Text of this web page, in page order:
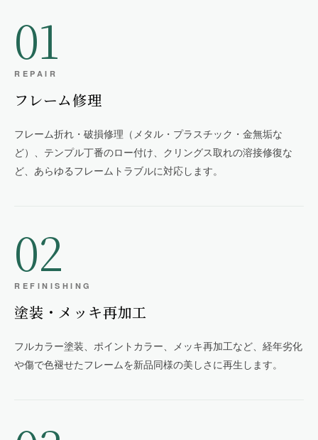
01
REPAIR
フレーム修理
フレーム折れ・破損修理（メタル・プラスチック・金無垢な
ど）、テンプル丁番のロー付け、クリングス取れの溶接修復な
ど、あらゆるフレームトラブルに対応します。
02
REFINISHING
塗装・メッキ再加工
フルカラー塗装、ポイントカラー、メッキ再加工など、経年劣化
や傷で色褪せたフレームを新品同様の美しさに再生します。